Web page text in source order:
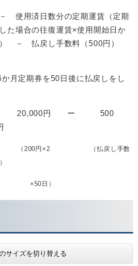
使用済日数分の定期運賃（定期
た場合の往復運賃×使用開始日か
－ 払戻し手数料（500円）
月定期券を50日後に払戻しをし
20,000円 ー 500
（200円×2 （払戻し手数
） ×50日）
サイズを切り替える